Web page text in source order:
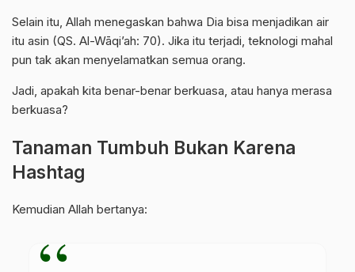
Selain itu, Allah menegaskan bahwa Dia bisa menjadikan air
itu asin (QS. Al-Wāqi’ah: 70). Jika itu terjadi, teknologi mahal
pun tak akan menyelamatkan semua orang.
Jadi, apakah kita benar-benar berkuasa, atau hanya merasa
berkuasa?
Tanaman Tumbuh Bukan Karena
Hashtag
Kemudian Allah bertanya: